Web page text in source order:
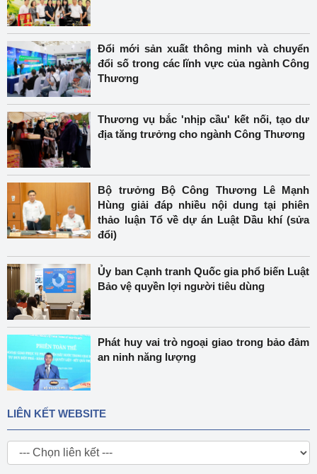
Đổi mới sản xuất thông minh và chuyển
đổi số trong các lĩnh vực của ngành Công
Thương
Thương vụ bắc 'nhịp cầu' kết nối, tạo dư
địa tăng trưởng cho ngành Công Thương
Bộ trưởng Bộ Công Thương Lê Mạnh
Hùng giải đáp nhiều nội dung tại phiên
thảo luận Tổ về dự án Luật Dầu khí (sửa
đổi)
Ủy ban Cạnh tranh Quốc gia phổ biến Luật
Bảo vệ quyền lợi người tiêu dùng
Phát huy vai trò ngoại giao trong bảo đảm
an ninh năng lượng
LIÊN KẾT WEBSITE